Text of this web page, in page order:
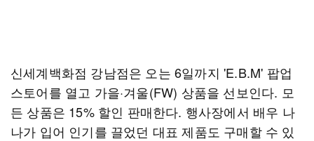
신세계백화점 강남점은 오는 6일까지 'E.B.M' 팝업
스토어를 열고 가을·겨울(FW) 상품을 선보인다. 모
든 상품은 15% 할인 판매한다. 행사장에서 배우 나
나가 입어 인기를 끌었던 대표 제품도 구매할 수 있